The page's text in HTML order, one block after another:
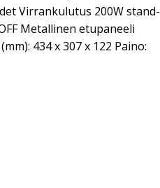
Virrankulutus 200W stand-
Metallinen etupaneeli
434 x 307 x 122 Paino: